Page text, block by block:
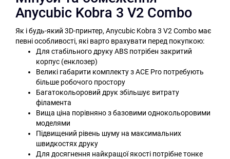
Anycubic Kobra 3 V2 Combo
Як і будь-який 3D-принтер, Anycubic Kobra 3 V2 Combo має
певні особливості, які варто врахувати перед покупкою:
Для стабільного друку ABS потрібен закритий
корпус (енклозер)
Великі габарити комплекту з ACE Pro потребують
більше робочого простору
Багатокольоровий друк збільшує витрату
філамента
Вища ціна порівняно з базовими однокольоровими
моделями
Підвищений рівень шуму на максимальних
швидкостях друку
Для досягнення найкращої якості потрібне тонке